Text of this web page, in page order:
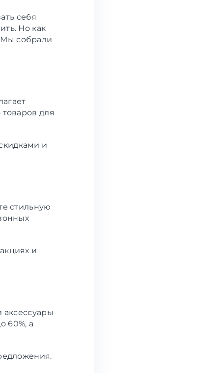
себя
Но как
собрали
для
и
стильную
и
аксессуары
60%, а